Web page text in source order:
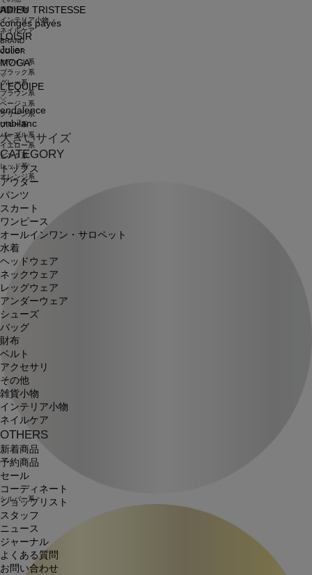
ADIEU TRISTESSE
congés payés
LOISIR
Julier
MOGA
L'EQUIPE
endalence
unbilanc
大きいサイズ
CATEGORY
トップス
アウター
パンツ
スカート
ワンピース
オールインワン・サロペット
水着
ヘッドウェア
ネックウェア
レッグウェア
アンダーウェア
シューズ
バッグ
財布
ベルト
アクセサリ
その他
雑貨小物
インテリア小物
ネイルケア
OTHERS
新着商品
予約商品
セール
コーディネート
ショップリスト
スタッフ
ニュース
ジャーナル
よくある質問
お問い合わせ
雑貨小物
インテリア小物
ネイルケア
BRAND
COLOR
ホワイト系
ブラック系
グレー系
ブラウン系
ベージュ系
グリーン系
ブルー系
パープル系
イエロー系
ピンク系
レッド系
オレンジ系
シルバー系